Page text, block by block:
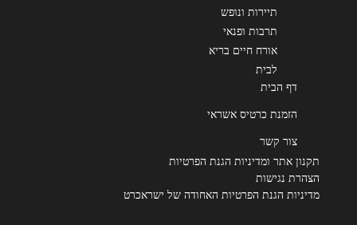
תיירות ונופש
תרבות ופנאי
אורח חיים בריא
לבית
דף הבית
הזמנת כרטיס אשראי
צור קשר
תקנון אתר ומדיניות הגנת הפרטיות
הצהרת נגישות
מדיניות הגנת הפרטיות האחודה של ישראכרט